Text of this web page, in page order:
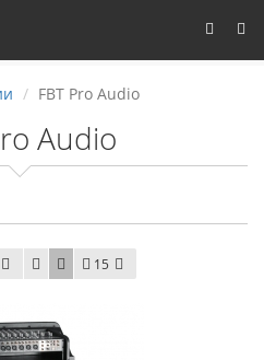
FBT Pro Audio
Audio
15